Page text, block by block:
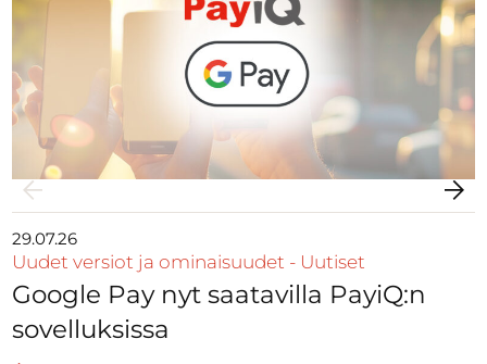
29.07.26
Uudet versiot ja ominaisuudet - Uutiset
Google Pay nyt saatavilla PayiQ:n
sovelluksissa